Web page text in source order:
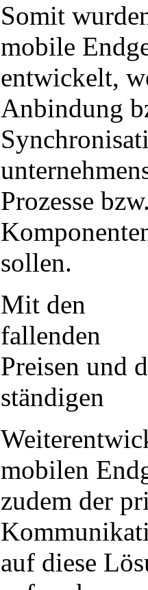
Somit
mobile
entwickelt,
Anbindung
Prozesse
sollen.
Mit den
fallenden
Preisen und
ständigen
mobilen
zudem der
auf diese